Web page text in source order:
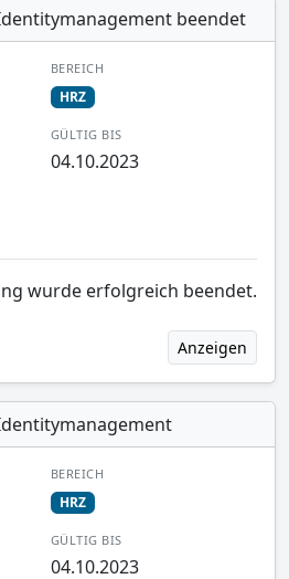
beendet
BEREICH
HRZ
GÜLTIG BIS
04.10.2023
wurde erfolgreich beendet.
Anzeigen
BEREICH
HRZ
GÜLTIG BIS
04.10.2023